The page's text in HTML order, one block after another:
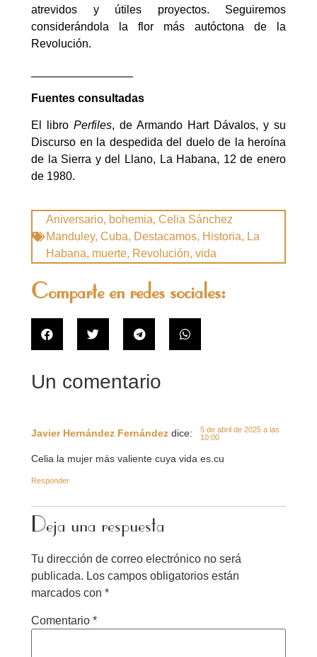
atrevidos y útiles proyectos. Seguiremos
considerándola la flor más autóctona de la
Revolución.
Fuentes consultadas
El libro Perfiles, de Armando Hart Dávalos, y su
Discurso en la despedida del duelo de la heroína
de la Sierra y del Llano, La Habana, 12 de enero
de 1980.
Aniversario, bohemia, Celia Sánchez
Manduley, Cuba, Destacamos, Historia, La
Habana, muerte, Revolución, vida
Comparte en redes sociales:
Un comentario
Javier Hernández Fernández dice:
5 de abril de 2025 a las
10:00
Celia la mujer más valiente cuya vida es.cu
Responder
Deja una respuesta
Tu dirección de correo electrónico no será
publicada. Los campos obligatorios están
marcados con *
Comentario *